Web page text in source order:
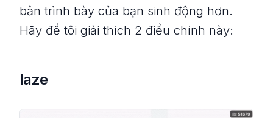
bản trình bày của bạn sinh động hơn.
Hãy để tôi giải thích 2 điều chính này:
laze